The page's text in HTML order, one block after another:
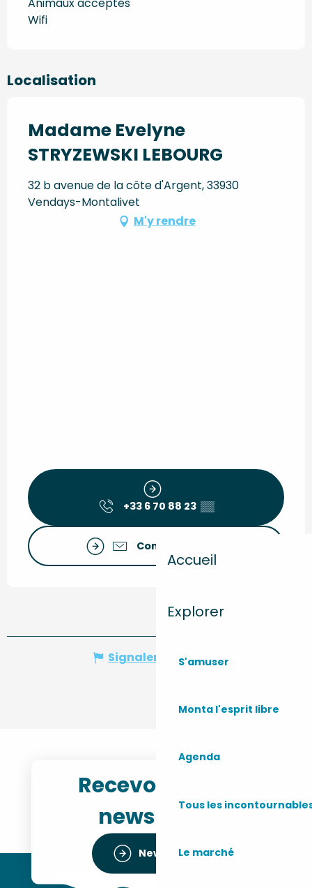
Accueil
Explorer
S'amuser
Monta l'esprit libre
Agenda
Tous les
Le marché
Wifi
Localisation
Madame Evelyne
STRYZEWSKI LEBOURG
32 b avenue de la côte d'Argent, 33930
Vendays-Montalivet
M'y rendre
+33 6 70 88 23 ▒▒
Contactez-nous
Signaler une erreur
Recevoir notre
newsletter
Newsletter